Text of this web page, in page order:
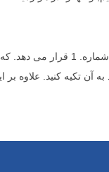
به آن تکیه کنید.